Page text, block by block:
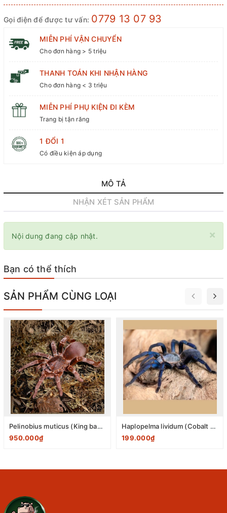
Gọi điện để được tư vấn: 0779 13 07 93
MIỄN PHÍ VẬN CHUYỂN
Cho đơn hàng > 5 triệu
THANH TOÁN KHI NHẬN HÀNG
Cho đơn hàng < 3 triệu
MIỄN PHÍ PHỤ KIỆN ĐI KÈM
Trang bị tận răng
1 ĐỔI 1
Có điều kiện áp dụng
MÔ TẢ
NHẬN XÉT SẢN PHẨM
×
Nội dung đang cập nhật.
Bạn có thể thích
SẢN PHẨM CÙNG LOẠI
Pelinobius muticus (King baboon spider) 1-2cm
950.000₫
Haplopelma lividum (Cobalt Blue Tarantula) 2-3cm
199.000₫